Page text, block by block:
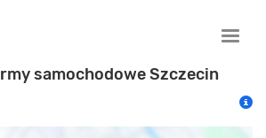
Toggle
samochodowe Szczecin